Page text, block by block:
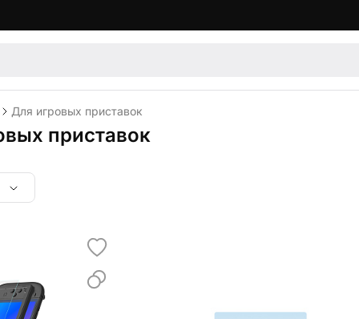
Для игровых приставок
приставок